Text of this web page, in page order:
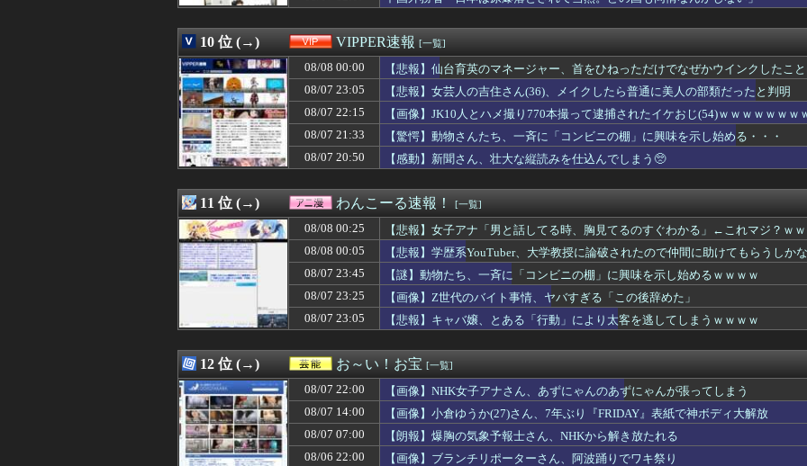
08/07 23:40
中国、SNSで「スシロータワー」が大流行→14時間待ちで整理券が転売される事態...
08/07 23:37
【動画】今日の甲子園の女性審判の誤審ｗｗｗｗｗｗｗｗｗｗｗｗｗｗｗ
08/07 23:35
JRPG「他人の家漁ってアイテムGETすんの楽しーwwwww」→欧米で馬鹿にさ...
08/07 23:35
【衝撃】X(Twitter)、メンエス嬢とラウンジ嬢のバトル勃発ｗｗｗｗｗｗｗ...
08/07 23:35
【画像】移民さんの価値、発表される・・・
08/07 23:35
アメリカ「お前らの国でしか愛されてないものってある？」日本「納豆」
08/07 23:34
8/8(土) 第31回エルムステークス(GⅢ)
08/07 23:34
ピチピチしたレギンスでジムに来ている女ｗｗｗｗｗｗｗｗ
08/07 23:33
彼女に結婚するって言われた
08/07 23:33
【衝撃】ワイ童貞(21)、上品そうな人妻(46)をセ○クス中に滅茶苦茶興奮させ...
08/07 23:33
【画像】高市早苗、殺されることに怯え始めるwwwwwwwww
08/07 23:32
【朗報】ビッグダディの娘、結構エッチになっていた
08/07 23:32
AIがウイルスを創る時代：暴走する科学への警鐘（海外の反応）
08/07 23:30
【画像】咲-saki-さん、おっぱいの概念がもうめちゃくちゃｗｗｗｗｗ
08/07 23:30
コメ価格の値下がり、加速してしまう
08/07 23:30
上司からタコ殴りにされて被害届出したんやけど示談金どれくらいいけそう？？？
【にじさんじ】「にじさんじ がんばらないボイス」「にじさんじ 束縛ボイス Vo...
『カルドセプト ザ ファースト』初週、Switch1,858本
08/07 23:30
【遊戯王ラッシュデュエル情報】君臨のヘッドライナーにイラスト違いの「アインソフ...
08/07 23:30
【サッカー】「まじ何者？」「上手すぎる…」横浜FMの16歳超逸材が開幕Jデビュ...
08/07 23:30
【原神】マグロヘッド「サンドローネ確保勢おめでとう～パチパチ」って動画出してて...
08/07 23:30
◆プレミア◆クリスタル・パレス、日本代表DF冨安健洋の加入を発表！
08/07 23:30
【悲報】クリエイター尊重を掲げた人気ゲームのAIチャットアプリ、◯◯界隈がブチ...
08/07 23:29
ワンピース原作者・尾田栄一郎が描いた担当編集の似顔絵「ムダに東大卒」
08/07 23:29
中国の海警局と海軍の船が衝突2人死亡 南シナ海でフィリピン船を追跡中、公表まで...
08/07 23:27
【悲報】SES10年目のワイ、転職するか迷う・・・・・・・・・
10 位 (→) VIPPER速報 [一覧]
08/08 00:00
【悲報】仙台育英のマネージャー、首をひねっただけでなぜかウインクしたこ
08/07 23:05
【悲報】女芸人の吉住さん(36)、メイクしたら普通に美人の部類だったと判明
08/07 22:15
【画像】JK10人とハメ撮り770本撮って逮捕されたイケおじ(54)ｗｗｗｗｗｗｗ
08/07 21:33
【驚愕】動物さんたち、一斉に「コンビニの棚」に興味を示し始める・・・
08/07 20:50
【感動】新聞さん、壮大な縦読みを仕込んでしまう🥺
11 位 (→) わんこーる速報！ [一覧]
08/08 00:25
【悲報】女子アナ「男と話してる時、胸見てるのすぐわかる」←これマジ？ｗｗ
08/08 00:05
【悲報】学歴系YouTuber、大学教授に論破されたので仲間に助けてもらうしか
08/07 23:45
【謎】動物たち、一斉に「コンビニの棚」に興味を示し始めるｗｗｗｗ
08/07 23:25
【画像】Z世代のバイト事情、ヤバすぎる「この後辞めた」
08/07 23:05
【悲報】キャバ嬢、とある「行動」により太客を逃してしまうｗｗｗｗ
12 位 (→) お～い！お宝 [一覧]
08/07 22:00
【画像】NHK女子アナさん、あずにゃんのあずにゃんが張ってしまう
08/07 14:00
【画像】小倉ゆうか(27)さん、7年ぶり『FRIDAY』表紙で神ボディ大解放
08/07 07:00
【朗報】爆胸の気象予報士さん、NHKから解き放たれる
08/06 22:00
【画像】ブランチリポーターさん、阿波踊りでワキ祭り